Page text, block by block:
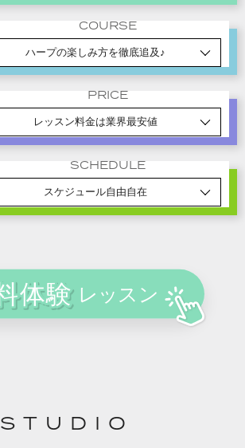
COURSE
ハープの楽しみ方を徹底追及♪
PRICE
レッスン料金は業界最安値
SCHEDULE
スケジュール自由自在
STUDIO